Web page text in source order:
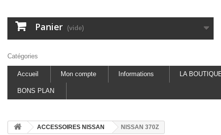
Panier (vide)
Catégories
Accueil Mon compte Informations LA
BONS PLAN
ACCESSOIRES NISSAN NISSAN 370Z